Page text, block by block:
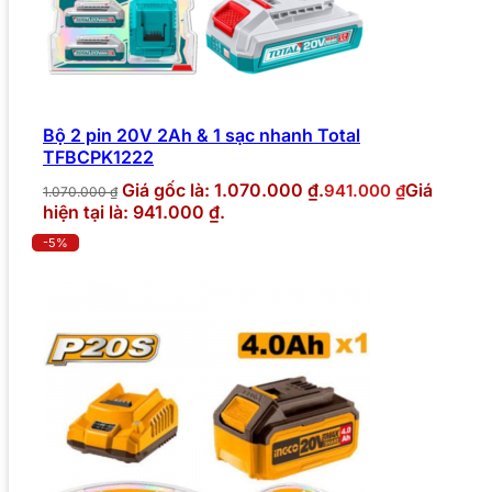
Bộ 2 pin 20V 2Ah & 1 sạc nhanh Total
TFBCPK1222
1.070.000₫ Giá gốc là: 1.070.000 ₫.941.000 ₫Giá
hiện tại là: 941.000 ₫.
-5%